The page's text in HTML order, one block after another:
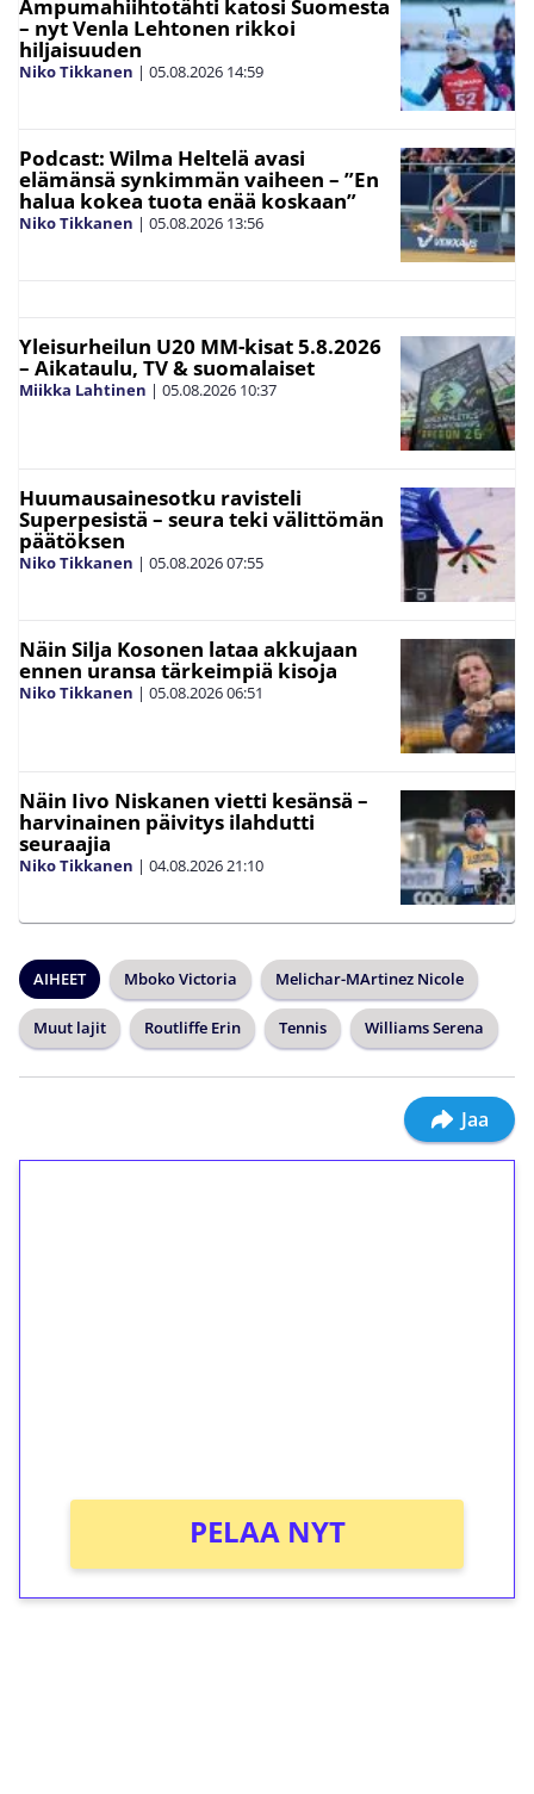
Ampumahiihtotähti katosi Suomesta
– nyt Venla Lehtonen rikkoi
hiljaisuuden
Niko Tikkanen | 05.08.2026 14:59
Podcast: Wilma Heltelä avasi
elämänsä synkimmän vaiheen – ”En
halua kokea tuota enää koskaan”
Niko Tikkanen | 05.08.2026 13:56
Yleisurheilun U20 MM-kisat 5.8.2026
– Aikataulu, TV & suomalaiset
Miikka Lahtinen | 05.08.2026 10:37
Huumausainesotku ravisteli
Superpesistä – seura teki välittömän
päätöksen
Niko Tikkanen | 05.08.202607:55
Näin Silja Kosonen lataa akkujaan
ennen uransa tärkeimpiä kisoja
Niko Tikkanen | 05.08.202606:51
Näin Iivo Niskanen vietti kesänsä –
harvinainen päivitys ilahdutti
seuraajia
Niko Tikkanen | 04.08.202621:10
AIHEET Mboko Victoria Melichar-MArtinez Nicole
Muut lajit Routliffe Erin Tennis Williams Serena
Jaa
PELAA NYT